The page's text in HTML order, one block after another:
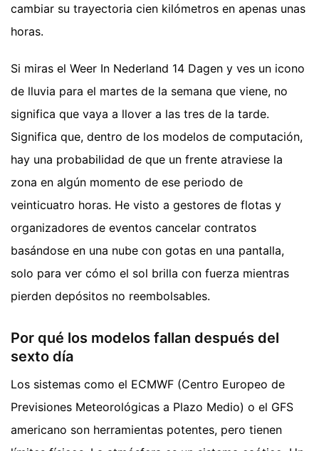
cambiar su trayectoria cien kilómetros en apenas unas
horas.
Si miras el Weer In Nederland 14 Dagen y ves un icono
de lluvia para el martes de la semana que viene, no
significa que vaya a llover a las tres de la tarde.
Significa que, dentro de los modelos de computación,
hay una probabilidad de que un frente atraviese la
zona en algún momento de ese periodo de
veinticuatro horas. He visto a gestores de flotas y
organizadores de eventos cancelar contratos
basándose en una nube con gotas en una pantalla,
solo para ver cómo el sol brilla con fuerza mientras
pierden depósitos no reembolsables.
Por qué los modelos fallan después del
sexto día
Los sistemas como el ECMWF (Centro Europeo de
Previsiones Meteorológicas a Plazo Medio) o el GFS
americano son herramientas potentes, pero tienen